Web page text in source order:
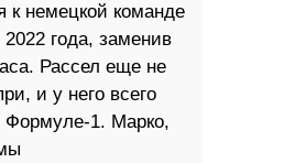
к немецкой команде
года, заменив
Рассел еще не
и у него всего
1. Марко,